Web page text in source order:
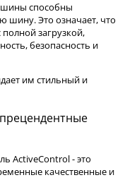
шины способны
шину. Это означает, что
загрузкой,
безопасность и
им стильный и
ActiveControl - это
качественные и